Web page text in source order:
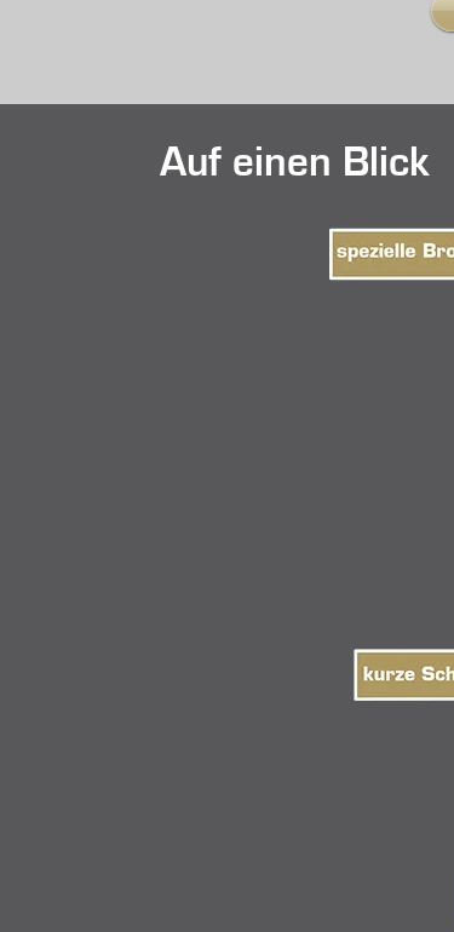
Auf einen Blick